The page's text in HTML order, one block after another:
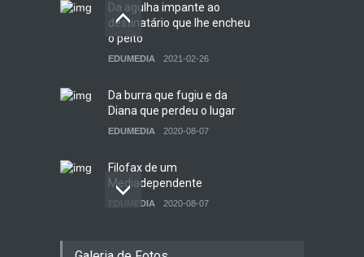
Da agulha impante ao
destinatário que lhe encheu
o peito
EDUMEDIA 2021-02-26
Da burra que fugiu e da
Diana que perdeu o lugar
EDUMEDIA 2020-08-07
Filofax de um
Mediadependente
EDUMEDIA 2020-08-07